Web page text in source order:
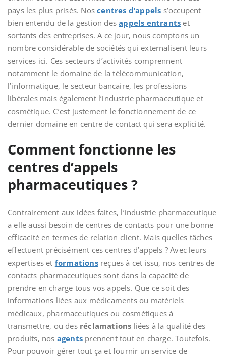
pays les plus prisés. Noscentres d’appels s’occupent
bien entendu de la gestion desappels entrants et
sortants des entreprises. A ce jour, nous comptons un
nombre considérable de sociétés qui externalisent leurs
services ici. Ces secteurs d’activités comprennent
notamment le domaine de la télécommunication,
l’informatique, le secteur bancaire, les professions
libérales mais également l’industrie pharmaceutique et
cosmétique. C’est justement le fonctionnement de ce
dernier domaine en centre de contact qui sera explicité.
Comment fonctionne les
centres d’appels
pharmaceutiques ?
Contrairement aux idées faites, l’industrie pharmaceutique
a elle aussi besoin de centres de contacts pour une bonne
efficacité en termes de relation client. Mais quelles tâches
effectuent précisément ces centres d’appels ? Avec leurs
expertises et formationsreçues à cet issu, nos centres de
contacts pharmaceutiques sont dans la capacité de
prendre en charge tous vos appels. Que ce soit des
informations liées aux médicaments ou matériels
médicaux, pharmaceutiques ou cosmétiques à
transmettre, ou des réclamations liées à la qualité des
produits, nos agents prennent tout en charge. Toutefois.
Pour pouvoir gérer tout ça et fournir un service de